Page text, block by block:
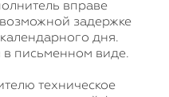
вправе
задержке
дня.
в письменном виде.
техническое